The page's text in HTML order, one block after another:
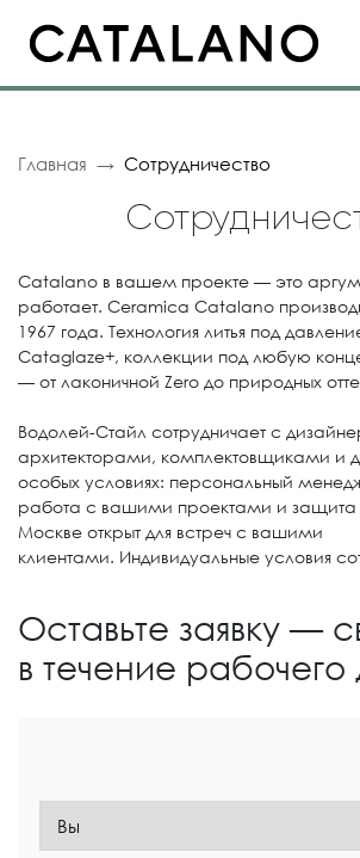
Главная Сотрудничество
Catalano в вашем проекте — это
работает. Ceramica Catalano
1967 года. Технология литья под
Cataglaze+, коллекции под любую
— от лаконичной Zero до природных
Водолей-Стайл сотрудничает с
архитекторами, комплектовщиками и
особых условиях: персональный
работа с вашими проектами и
Москве открыт для встреч с вашими
клиентами. Индивидуальные условия
Оставьте заявку —
в течение рабочего